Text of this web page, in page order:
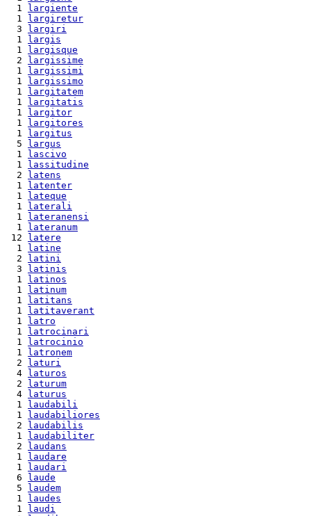
  1
largiente
  1
largiretur
  3
largiri
  1
largis
  1
largisque
  2
largissime
  1
largissimi
  1
largissimo
  1
largitatem
  1
largitatis
  1
largitor
  1
largitores
  1
largitus
  5
largus
  1
lascivo
  1
lassitudine
  2
latens
  1
latenter
  1
lateque
  1
laterali
  1
lateranensi
  1
lateranum
12
latere
  1
latine
  2
latini
  3
latinis
  1
latinos
  1
latinum
  1
latitans
  1
latitaverant
  1
latro
  1
latrocinari
  1
latrocinio
  1
latronem
  2
laturi
  4
laturos
  2
laturum
  4
laturus
  1
laudabili
  1
laudabiliores
  2
laudabilis
  1
laudabiliter
  2
laudans
  1
laudare
  1
laudari
  6
laude
  5
laudem
  1
laudes
  1
laudi